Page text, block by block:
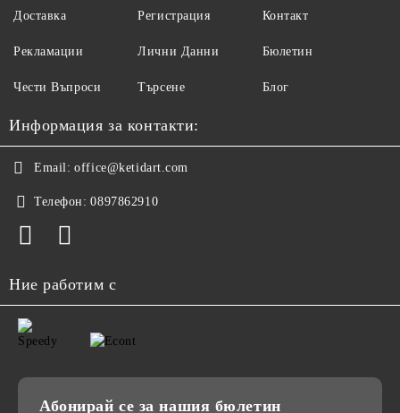
Доставка
Рекламации
Чести Въпроси
Регистрация
Лични Данни
Търсене
Контакт
Бюлетин
Блог
Информация за контакти:
Email: office@ketidart.com
Телефон: 0897862910
Ние работим с
Абонирай се за нашия бюлетин